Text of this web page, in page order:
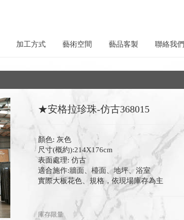
加工方式 藝術空間 藝品客製 聯絡我們
★安格拉珍珠-仿古368015
顏色: 灰色
尺寸(概約):214X176cm
表面處理: 仿古
適合施作:牆面、檯面、地坪、浴室
實際大板花色、規格，依現場庫存為主
庫存限量